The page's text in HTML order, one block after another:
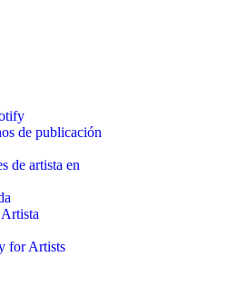
de publicación
de artista en
for Artists